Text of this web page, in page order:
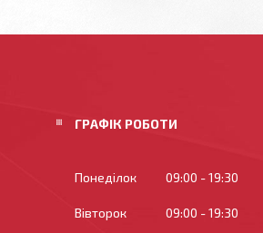
ГРАФІК РОБОТИ
Понеділок 09:00 19:30
Вівторок 09:00 19:30